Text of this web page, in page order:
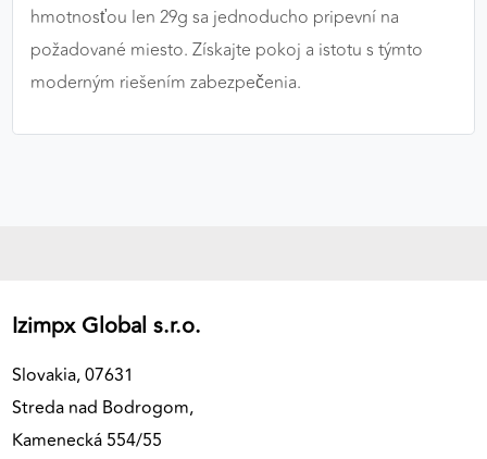
hmotnosťou len 29g sa jednoducho pripevní na
požadované miesto. Získajte pokoj a istotu s týmto
moderným riešením zabezpečenia.
Izimpx Global s.r.o.
Slovakia, 07631
Streda nad Bodrogom,
Kamenecká 554/55